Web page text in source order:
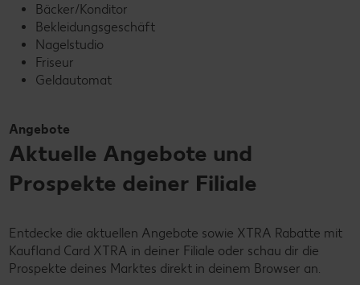
Bäcker/Konditor
Bekleidungsgeschäft
Nagelstudio
Friseur
Geldautomat
Angebote
Aktuelle Angebote und
Prospekte deiner Filiale
Entdecke die aktuellen Angebote sowie XTRA Rabatte mit
Kaufland Card XTRA in deiner Filiale oder schau dir die
Prospekte deines Marktes direkt in deinem Browser an.